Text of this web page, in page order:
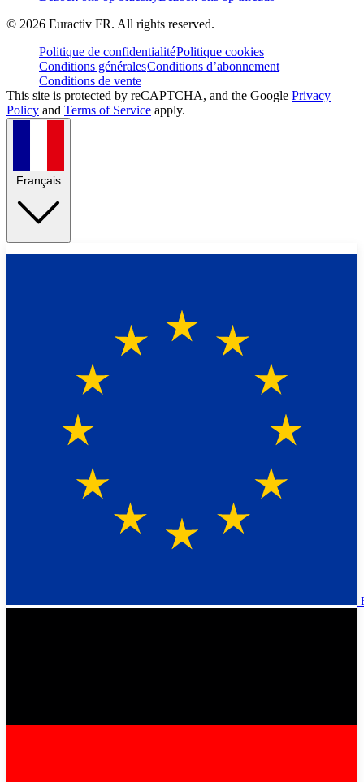
© 2026 Euractiv FR. All rights reserved.
Politique de confidentialitéPolitique cookies
Conditions généralesConditions d’abonnement
Conditions de vente
This site is protected by reCAPTCHA, and the Google Privacy
Policy and Terms of Service apply.
Français